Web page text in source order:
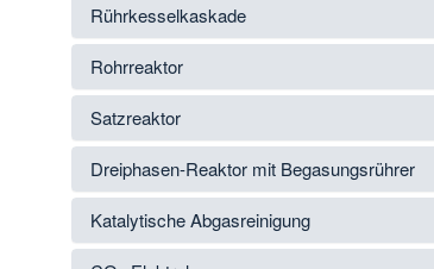
Rührkesselkaskade
Rohrreaktor
Satzreaktor
Dreiphasen-Reaktor mit Begasungsrührer
Katalytische Abgasreinigung